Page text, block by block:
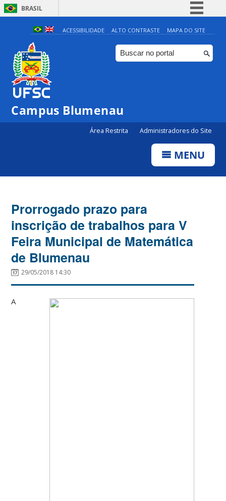
BRASIL
Simplifique!
Comunica BR
Participe
ACESSIBILIDADE ALTO CONTRASTE MAPA DO SITE
Campus Blumenau
Área Restrita Administradores do Site
MENU
Prorrogado prazo para
inscrição de trabalhos para V
Feira Municipal de Matemática
de Blumenau
29/05/2018 14:30
A